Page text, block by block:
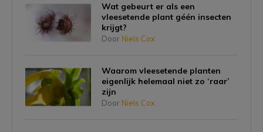
Wat gebeurt er als een
vleesetende plant géén insecten
krijgt?
Door Niels Cox
Waarom vleesetende planten
eigenlijk helemaal niet zo ‘raar’
zijn
Door Niels Cox